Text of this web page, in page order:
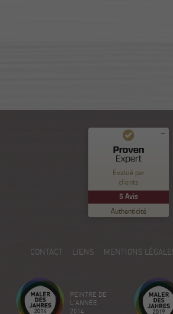
Évalué par
clients
5Avis
Authenticité
Commentaires et expériences des
Nuance Sion
100
%
EXCELLENT
5.00
/
5
Créez votre propre sceau
Voir le profil
CONTACT LIENS MENTIONS
PEINTRE DE
L'ANNÉE
2014